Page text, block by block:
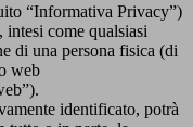
“Informativa Privacy”)
come qualsiasi
di una persona fisica (di
web
identificato, potrà